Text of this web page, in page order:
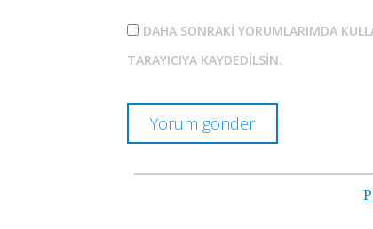
DAHA SONRAKI YORUMLARIMDA
TARAYICIYA KAYDEDILSIN.